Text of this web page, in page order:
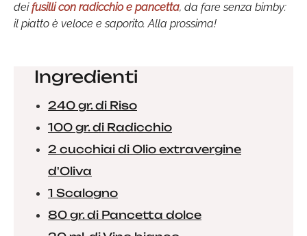
deifusilli con radicchio e pancetta, da fare senza bimby:
il piatto è veloce e saporito. Alla prossima!
Ingredienti
240 gr. di Riso
100 gr. di Radicchio
2 cucchiai di Olio extravergine
d'Oliva
1 Scalogno
80 gr. di Pancetta dolce